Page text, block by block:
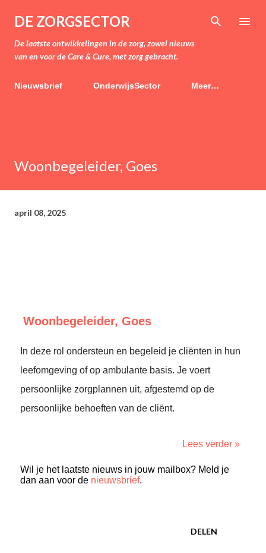
Doorgaan naar hoofdcontent
DE ZORGSECTOR
De laatste ontwikkelingen in de zorg, zowel nieuws
van en voor de Care & Cure, met zorg gebracht.
Nieuwsbrief OnderwijsSector Meer…
Woonbegeleider, Goes
april 08, 2025
Woonbegeleider, Goes
In deze rol ondersteun en begeleid je cliënten in hun
leefomgeving of op ambulante basis. Je voert
persoonlijke zorgplannen uit, afgestemd op de
persoonlijke behoeften van de cliënt.
Lees verder »
Wil je het laatste nieuws in jouw mailbox? Meld je
dan aan voor de nieuwsbrief.
DELEN